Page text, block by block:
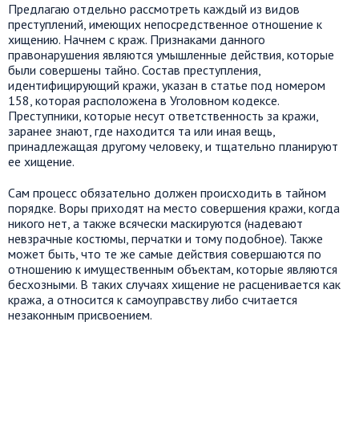
Предлагаю отдельно рассмотреть каждый из видов
преступлений, имеющих непосредственное отношение к
хищению. Начнем с краж. Признаками данного
правонарушения являются умышленные действия, которые
были совершены тайно. Состав преступления,
идентифицирующий кражи, указан в статье под номером
158, которая расположена в Уголовном кодексе.
Преступники, которые несут ответственность за кражи,
заранее знают, где находится та или иная вещь,
принадлежащая другому человеку, и тщательно планируют
ее хищение.
Сам процесс обязательно должен происходить в тайном
порядке. Воры приходят на место совершения кражи, когда
никого нет, а также всячески маскируются (надевают
невзрачные костюмы, перчатки и тому подобное). Также
может быть, что те же самые действия совершаются по
отношению к имущественным объектам, которые являются
бесхозными. В таких случаях хищение не расценивается как
кража, а относится к самоуправству либо считается
незаконным присвоением.